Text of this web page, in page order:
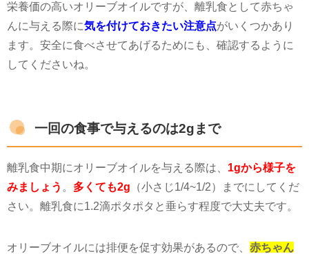
栄養価の高いオリーブオイルですが、離乳食として赤ちゃ
んに与える際に気を付けておきたい注意点がいくつかあり
ます。安全に食べさせてあげるためにも、確認するように
してくださいね。
一回の食事で与えるのは2gまで
離乳食中期にオリーブオイルを与える際は、 1gから様子を
みましょう
多くても2g （小さじ 1/4~1/2）までにしてくだ
さい。離乳食に1.2滴ポタポタと垂らす程度で大丈夫です。
オリーブオイルには排便を促す効果があるので、 赤ちゃん